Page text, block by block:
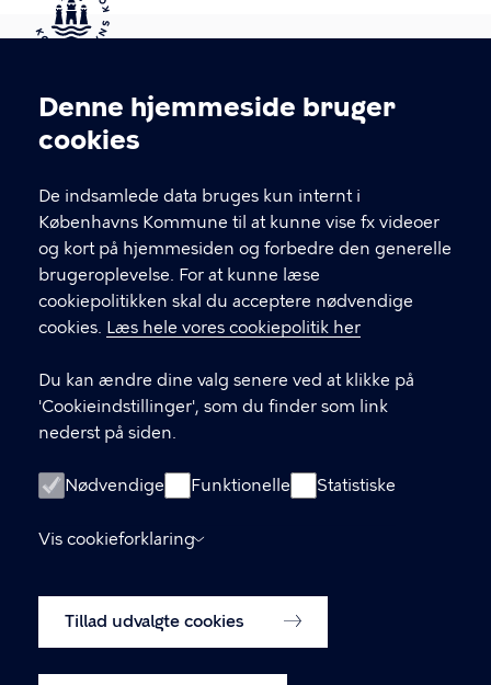
Cookieindstillinger
Denne hjemmeside bruger
cookies
De indsamlede data bruges kun internt i
Københavns Kommune til at kunne vise fx videoer
og kort på hjemmesiden og forbedre den generelle
brugeroplevelse. For at kunne læse
cookiepolitikken skal du acceptere nødvendige
cookies. Læs hele vores cookiepolitik her
Du kan ændre dine valg senere ved at klikke på
'Cookieindstillinger', som du finder som link
nederst på siden.
Nødvendige Funktionelle Statistiske
Vis cookieforklaring
Tillad udvalgte cookies
Kontakt Københavns Kommune
T
fFind andre kontakter her
CVR-nummer64942212
GENVEJE
Digital Post
Databeskyttelse
Tilgængelighedserklæring
Om hjemmesiden
Cookiepolitik